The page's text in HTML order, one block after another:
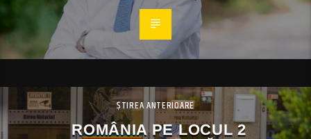
ȘTIREA ANTERIOARE
ROMÂNIA PE LOCUL 2